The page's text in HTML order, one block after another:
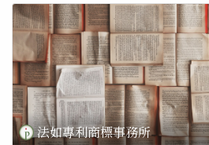
法如專利商標事務所